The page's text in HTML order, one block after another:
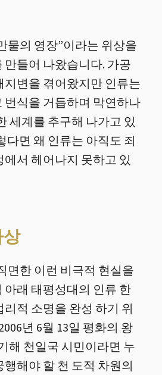
물의 영장”이라는 위상을
들어 나왔습니다. 가공
지변을 겪어왔지만 인류는
번식을 거듭하며 막연하나
세계를 추구해 나가고 있
다면 왜 인류는 아직도 죄
서 헤어나지 못하고 있
면한 이런 비극적 현실을
아래 태평성대의 인류 한
적 소명을 완성 하기 위
년 6월 13일 평화의 왕
해 천일국 시민이라면 누
해야 할 천 도적 차원의